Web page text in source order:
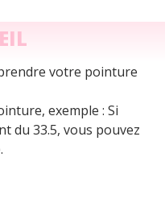
votre pointure
exemple : Si
du 33.5, vous pouvez